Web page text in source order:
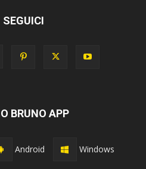
SEGUICI
BRUNO APP
Android Windows